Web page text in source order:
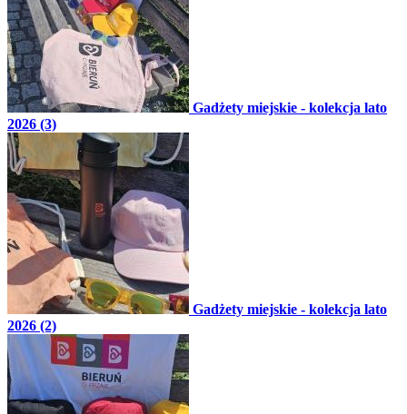
Gadżety miejskie - kolekcja lato
2026 (3)
Gadżety miejskie - kolekcja lato
2026 (2)